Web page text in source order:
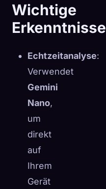
Wichtige
Erkenntnisse
Echtzeitanalyse:
Verwendet
Gemini
Nano,
um
direkt
auf
Ihrem
Gerät
🧬
Gesammelt: